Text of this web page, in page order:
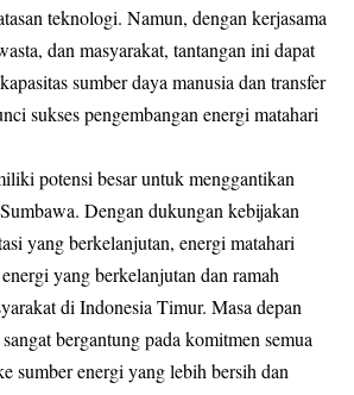
teknologi. Namun, dengan kerjasama
dan masyarakat, tantangan ini dapat
sumber daya manusia dan transfer
sukses pengembangan energi matahari
potensi besar untuk menggantikan
Dengan dukungan kebijakan
yang berkelanjutan, energi matahari
yang berkelanjutan dan ramah
di Indonesia Timur. Masa depan
bergantung pada komitmen semua
sumber energi yang lebih bersih dan